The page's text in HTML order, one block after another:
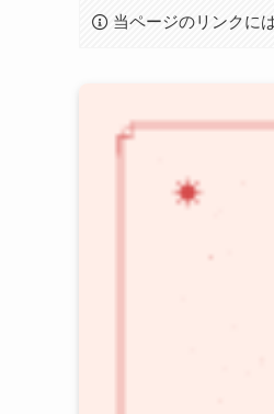
当ページのリンクに